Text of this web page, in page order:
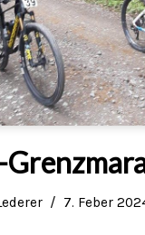
7. Feber